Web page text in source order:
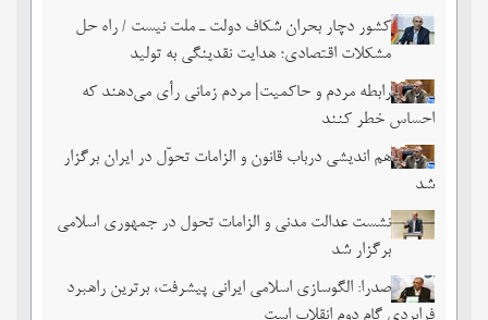
کشور دچار بحران شکاف دولت ـ ملت نیست / راه حل
مشکلات اقتصادی؛ هدایت نقدینگی به تولید
رابطه مردم و حاکمیت| مردم زمانی رأی می‌دهند که
احساس خطر ‌کنند
هم اندیشی درباب قانون و الزامات تحوّل در ایران برگزار
شد
نشست عدالت مدنی و الزامات تحول در جمهوری اسلامی
برگزار شد
صدرا: الگوسازی اسلامی ایرانی پیشرفت، برترین راهبرد
فرابردی گام دوم انقلاب است